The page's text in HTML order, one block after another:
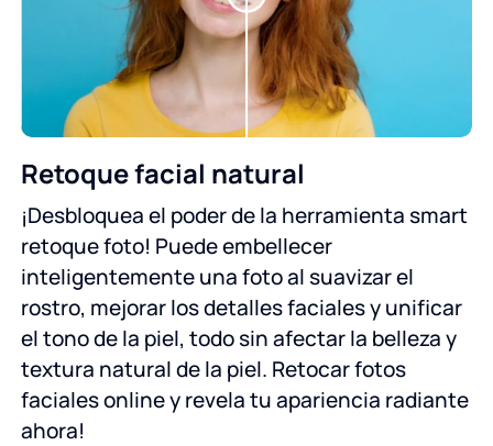
Retoque facial natural
¡Desbloquea el poder de la herramienta smart
retoque foto! Puede embellecer
inteligentemente una foto al suavizar el
rostro, mejorar los detalles faciales y unificar
el tono de la piel, todo sin afectar la belleza y
textura natural de la piel. Retocar fotos
faciales online y revela tu apariencia radiante
ahora!